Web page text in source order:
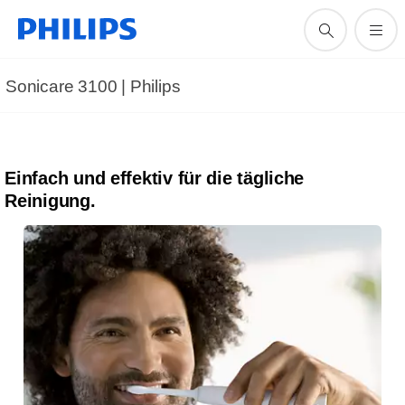
Sonicare 3100 | Philips
Wie eine Handzahnbürste, nur
besser.
Einfach und effektiv für die tägliche
Reinigung.